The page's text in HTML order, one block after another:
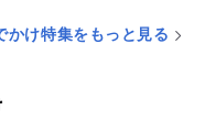
かけ特集をもっと見る